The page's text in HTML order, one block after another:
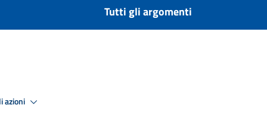
Tutti gli argomenti
azioni